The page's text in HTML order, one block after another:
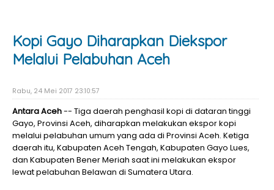
Kopi Gayo Diharapkan Diekspor
Melalui Pelabuhan Aceh
Rabu, 24 Mei 2017 23:10:57
Antara Aceh-- Tiga daerah penghasil kopi di dataran tinggi
Gayo, Provinsi Aceh, diharapkan melakukan ekspor kopi
melalui pelabuhan umum yang ada di Provinsi Aceh. Ketiga
daerah itu, Kabupaten Aceh Tengah, Kabupaten Gayo Lues,
dan Kabupaten Bener Meriah saat ini melakukan ekspor
lewat pelabuhan Belawan di Sumatera Utara.